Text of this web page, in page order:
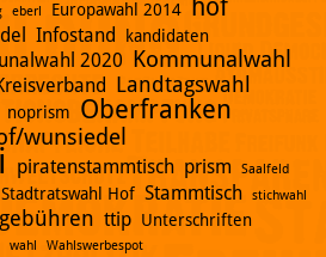
eberl Europawahl 2014 hof
Infostand
kandidaten
2020 Kommunalwahl
Landtagswahl
noprism Oberfranken
wunsiedel
piratenstammtisch prism Saalfeld
Stadtratswahl Hof Stammtisch stichwahl
ttip Unterschriften
wahl Wahlswerbespot